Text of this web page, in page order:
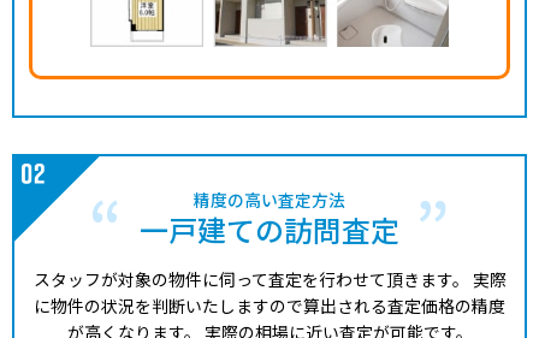
精度の高い査定方法
一戸建ての訪問査定
スタッフが対象の物件に伺って査定を行わせて頂きます。 実際
に物件の状況を判断いたしますので算出される査定価格の精度
が高くなります。 実際の相場に近い査定が可能です。